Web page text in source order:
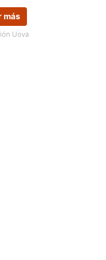
más
Uova